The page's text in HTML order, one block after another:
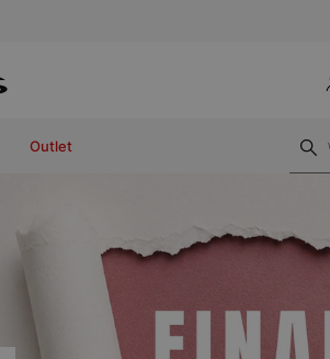
Outlet